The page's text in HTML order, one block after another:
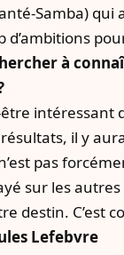
Samba)
à
être
il y
pas
sur les
destin. C’est
Lefebvre